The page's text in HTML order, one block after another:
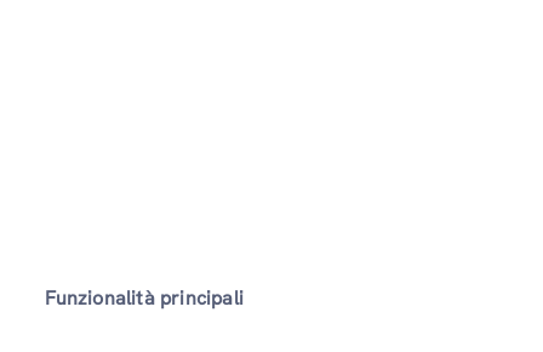
Funzionalità principali